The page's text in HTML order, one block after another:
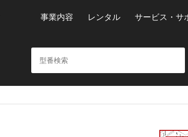
事業内容 レンタル サービス・サ